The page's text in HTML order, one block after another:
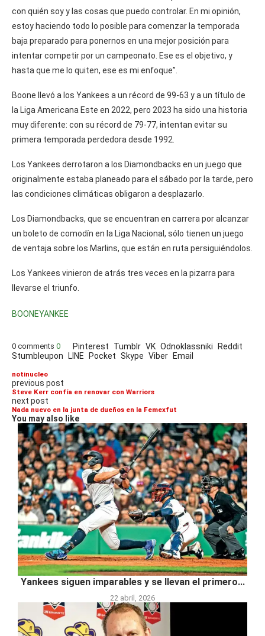
con quién soy y las cosas que puedo controlar. En mi opinión,
estoy haciendo todo lo posible para comenzar la temporada
baja preparado para ponernos en una mejor posición para
intentar competir por un campeonato. Ese es el objetivo, y
hasta que me lo quiten, ese es mi enfoque”.
Boone llevó a los Yankees a un récord de 99-63 y a un título de
la Liga Americana Este en 2022, pero 2023 ha sido una historia
muy diferente: con su récord de 79-77, intentan evitar su
primera temporada perdedora desde 1992.
Los Yankees derrotaron a los Diamondbacks en un juego que
originalmente estaba planeado para el sábado por la tarde, pero
las condiciones climáticas obligaron a desplazarlo.
Los Diamondbacks, que se encuentran en carrera por alcanzar
un boleto de comodín en la Liga Nacional, sólo tienen un juego
de ventaja sobre los Marlins, que están en ruta persiguiéndolos.
Los Yankees vinieron de atrás tres veces en la pizarra para
llevarse el triunfo.
BOONEYANKEE
0 comments 0 Pinterest Tumblr VK Odnoklassniki Reddit
Stumbleupon LINE Pocket Skype Viber Email
notinucleo
previous post
Steve Kerr confía en renovar con Warriors
next post
Nada nuevo en la junta de dueños en la Femexfut
You may also like
Yankees siguen imparables y se llevan el primero...
22 abril, 2026